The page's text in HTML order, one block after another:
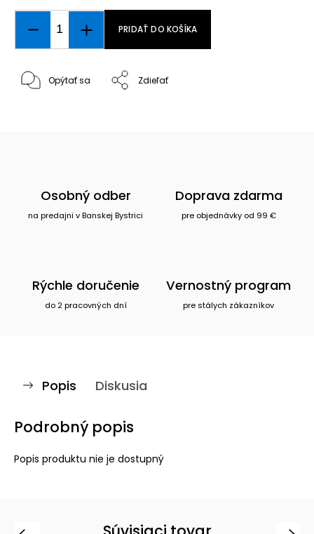
PRIDAŤ DO KOŠÍKA
Opýtať sa Zdieľať
Osobný odber
na predajni v Banskej Bystrici
Doprava zdarma
pre objednávky od 99 €
Rýchle doručenie
do 2 pracovných dní
Vernostný program
pre stálych zákazníkov
Popis Diskusia
Podrobný popis
Popis produktu nie je dostupný